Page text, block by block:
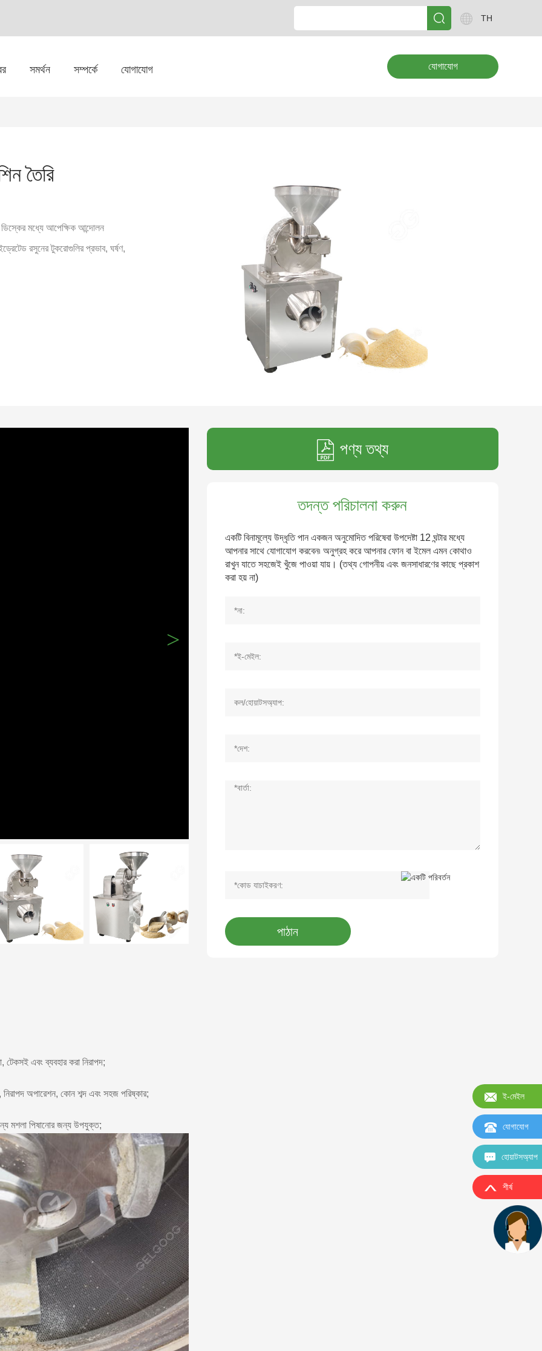
TH
সমর্থন সম্পর্কে যোগাযোগ যোগাযোগ
তৈরি
ডিস্কের মধ্যে আপেক্ষিক আন্দোলন
রসুনের টুকরোগুলির প্রভাব, ঘর্ষণ,
>
এবং ব্যবহার করা নিরাপদ;
অপারেশন, কোন শব্দ এবং সহজ পরিষ্কার;
মশলা পিষানোর জন্য উপযুক্ত;
পণ্য তথ্য
তদন্ত পরিচালনা করুন
একটি বিনামূল্যে উদ্ধৃতি পান একজন অনুমোদিত পরিষেবা উপদেষ্টা 12 ঘন্টার মধ্যে
আপনার সাথে যোগাযোগ করবেন৷ অনুগ্রহ করে আপনার ফোন বা ইমেল এমন কোথাও
রাখুন যাতে সহজেই খুঁজে পাওয়া যায়। (তথ্য গোপনীয় এবং জনসাধারণের কাছে প্রকাশ
করা হয় না)
পাঠান
ই-মেইল
যোগাযোগ
হোয়াটসঅ্যাপ
শীর্ষ